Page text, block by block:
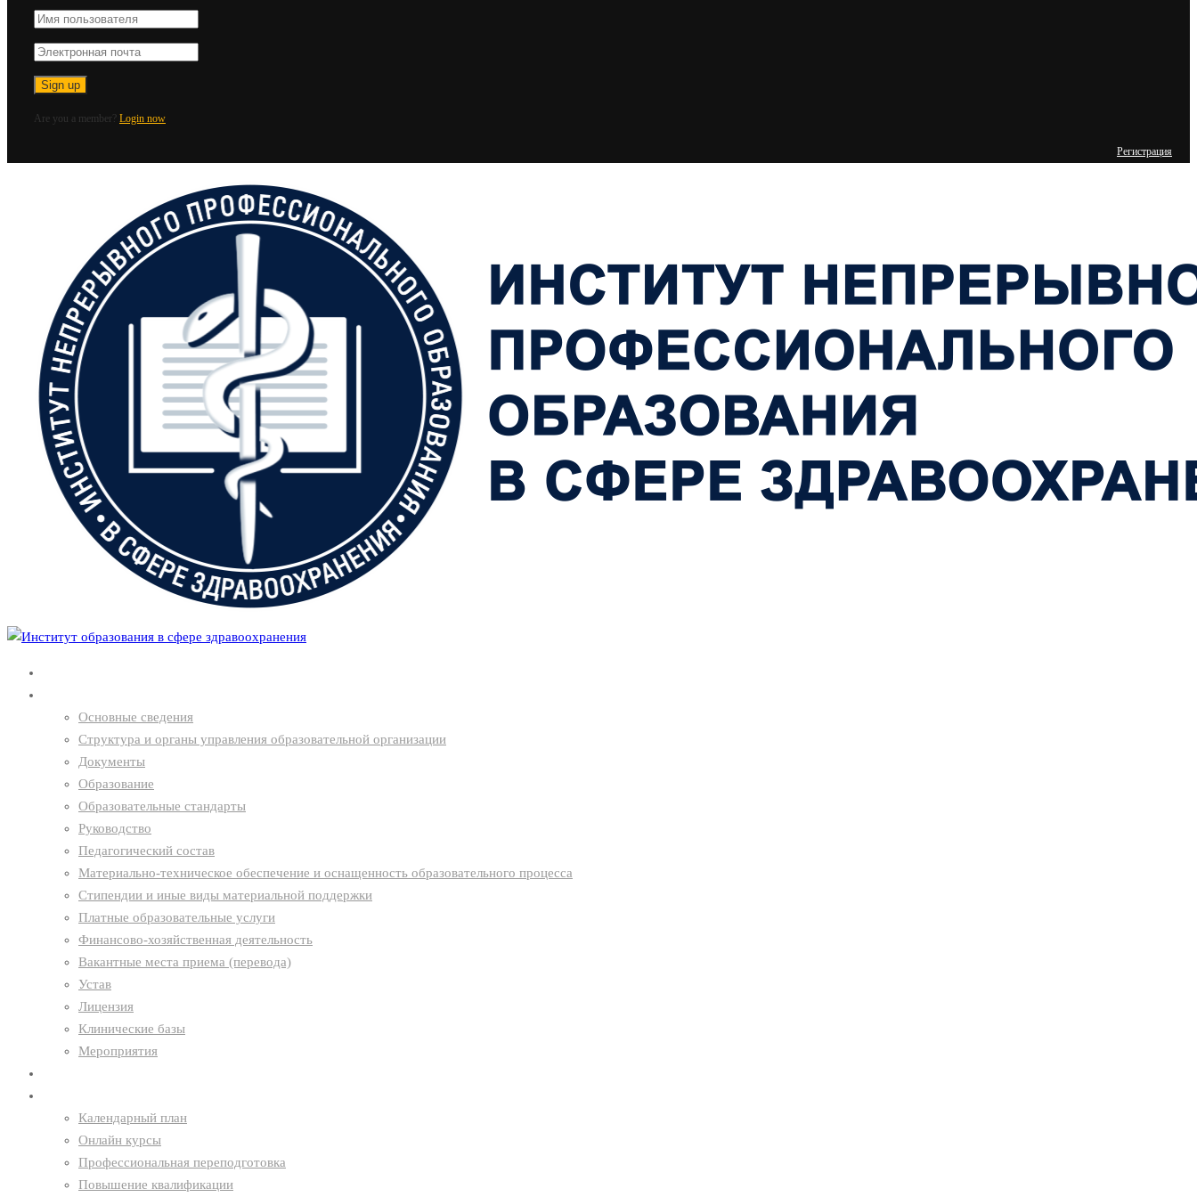
Are you a member? Login now
Регистрация
Основные сведения
Структура и органы управления образовательной организации
Документы
Образование
Образовательные стандарты
Руководство
Педагогический состав
Материально-техническое обеспечение и оснащенность образовательного процесса
Стипендии и иные виды материальной поддержки
Платные образовательные услуги
Финансово-хозяйственная деятельность
Вакантные места приема (перевода)
Устав
Лицензия
Клинические базы
Мероприятия
Календарный план
Онлайн курсы
Профессиональная переподготовка
Повышение квалификации